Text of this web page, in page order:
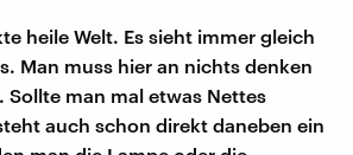
heile Welt. Es sieht immer gleich
Man muss hier an nichts denken
Sollte man mal etwas Nettes
auch schon direkt daneben ein